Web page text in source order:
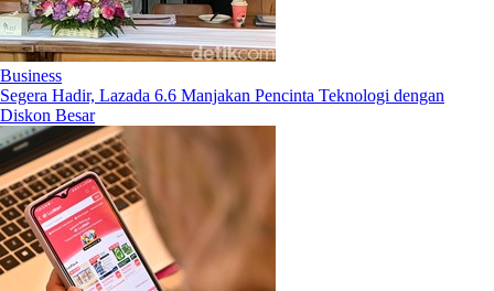
Business
Segera Hadir, Lazada 6.6 Manjakan Pencinta Teknologi dengan
Diskon Besar